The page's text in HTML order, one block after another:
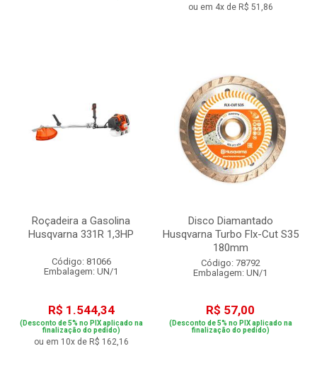
ou em 4x de R$ 51,86
Roçadeira a Gasolina
Husqvarna 331R 1,3HP
Código: 81066
Embalagem: UN/1
R$ 1.544,34
(Desconto de 5% no PIX aplicado na
finalização do pedido)
ou em 10x de R$ 162,16
Disco Diamantado
Husqvarna Turbo Flx-Cut S35
180mm
Código: 78792
Embalagem: UN/1
R$ 57,00
(Desconto de 5% no PIX aplicado na
finalização do pedido)